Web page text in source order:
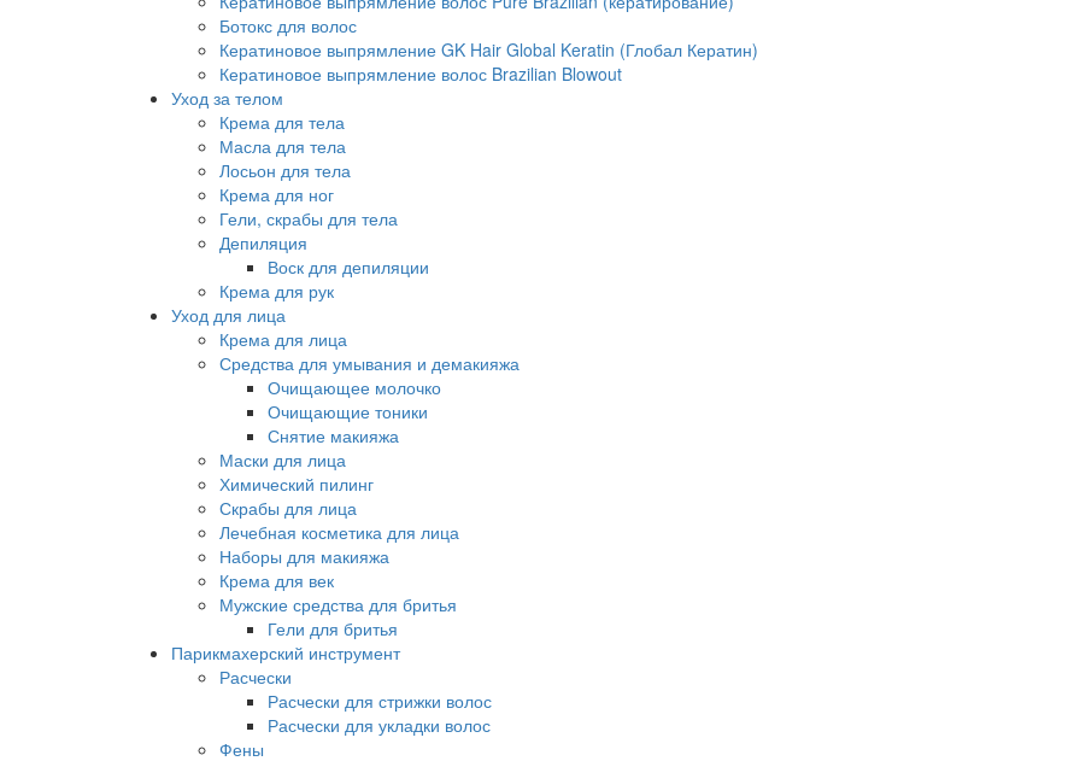
Ботокс для волос
Кератиновое выпрямление GK Hair Global Keratin (Глобал Кератин)
Кератиновое выпрямление волос Brazilian Blowout
Уход за телом
Крема для тела
Масла для тела
Лосьон для тела
Крема для ног
Гели, скрабы для тела
Депиляция
Воск для депиляции
Крема для рук
Уход для лица
Крема для лица
Средства для умывания и демакияжа
Очищающее молочко
Очищающие тоники
Снятие макияжа
Маски для лица
Химический пилинг
Скрабы для лица
Лечебная косметика для лица
Наборы для макияжа
Крема для век
Мужские средства для бритья
Гели для бритья
Парикмахерский инструмент
Расчески
Расчески для стрижки волос
Расчески для укладки волос
Фены